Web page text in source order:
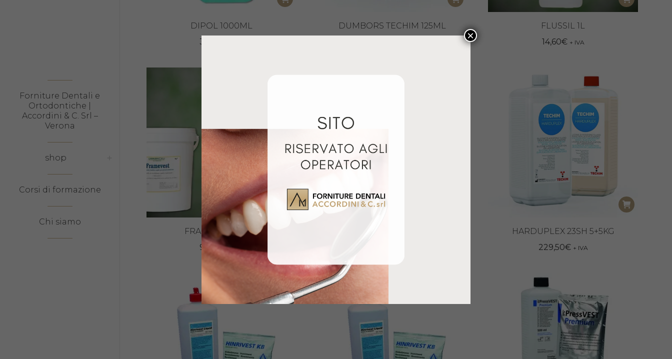
Forniture Dentali e
Ortodontiche |
Accordini & C. Srl –
Verona
shop
Corsi di formazione
Chi siamo
DIPOL 1000ML
39,75
DUMBORS TECHIM 125ML
FLUSSIL 1L
14,60€ + IVA
FRAMEVEST 20KG
95,96€ + IVA
HARDUPLEX 23SH 5+5KG
229,50€ + IVA
×